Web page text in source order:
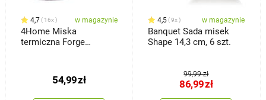
4,7 16x w magazynie
4Home Miska
termiczna Forge
54,99zł
4,5 9x w magazynie
Banquet Sada misek
Shape 14,3 cm, 6 szt.
99,99 zł
86,99zł